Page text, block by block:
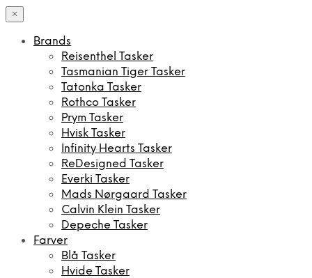
×
Brands
Reisenthel Tasker
Tasmanian Tiger Tasker
Tatonka Tasker
Rothco Tasker
Prym Tasker
Hvisk Tasker
Infinity Hearts Tasker
ReDesigned Tasker
Everki Tasker
Mads Nørgaard Tasker
Calvin Klein Tasker
Depeche Tasker
Farver
Blå Tasker
Hvide Tasker